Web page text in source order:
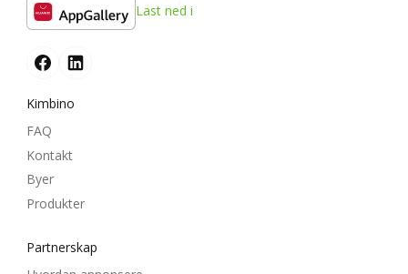
Last ned i
Kimbino
FAQ
Kontakt
Byer
Produkter
Partnerskap